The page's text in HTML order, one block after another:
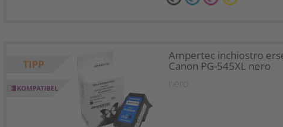
Ampertec inchiostro
Canon PG-545XL nero
nero